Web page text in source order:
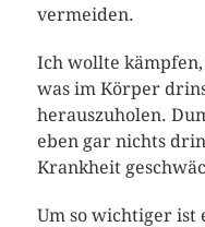
vermeiden.
Ich wollte
was im Körper
herauszuholen.
eben gar nichts
Krankheit
Um so wichtiger ist